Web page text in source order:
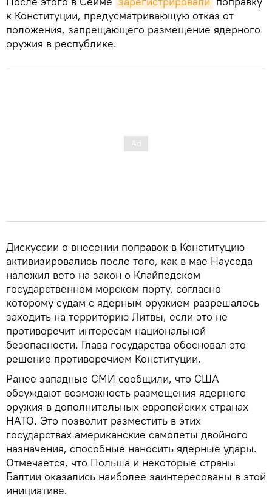
к Конституции, предусматривающую отказ от
положения, запрещающего размещение ядерного
оружия в республике.
Дискуссии о внесении поправок в Конституцию
активизировались после того, как в мае Науседа
наложил вето на закон о Клайпедском
государственном морском порту, согласно
которому судам с ядерным оружием разрешалось
заходить на территорию Литвы, если это не
противоречит интересам национальной
безопасности. Глава государства обосновал это
решение противоречием Конституции.
Ранее западные СМИ сообщили, что США
обсуждают возможность размещения ядерного
оружия в дополнительных европейских странах
НАТО. Это позволит разместить в этих
государствах американские самолеты двойного
назначения, способные наносить ядерные удары.
Отмечается, что Польша и некоторые страны
Балтии оказались наиболее заинтересованы в этой
инициативе.